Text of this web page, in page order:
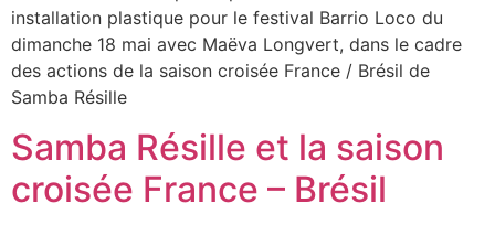
installation plastique pour le festival Barrio Loco du
dimanche 18 mai avec Maëva Longvert, dans le cadre
des actions de la saison croisée France / Brésil de
Samba Résille
Samba Résille et la saison
croisée France – Brésil